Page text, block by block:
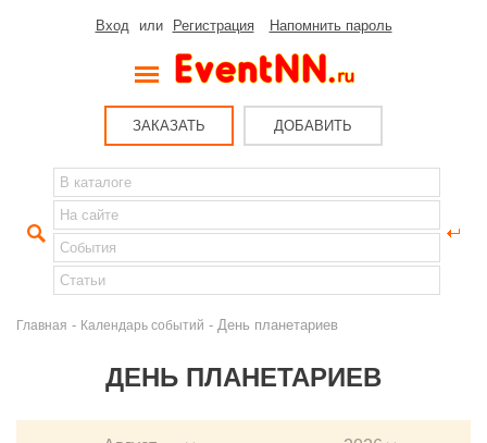
Вход или Регистрация Напомнить пароль
ЗАКАЗАТЬ ДОБАВИТЬ
Главная - Календарь событий - День планетариев
ДЕНЬ ПЛАНЕТАРИЕВ